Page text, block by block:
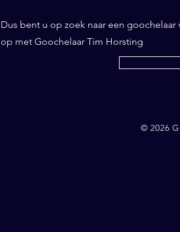
Dus bent u op zoek naar een
op met Goochelaar Tim Horsting
© 2026